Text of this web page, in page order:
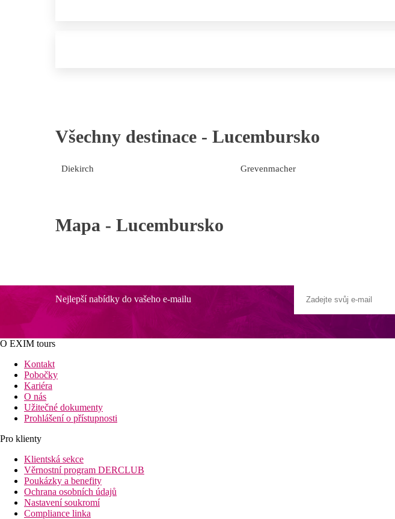
Všechny destinace - Lucembursko
Diekirch Grevenmacher
Mapa - Lucembursko
Nejlepší nabídky do vašeho e-mailu
O EXIM tours
Kontakt
Pobočky
Kariéra
O nás
Užitečné dokumenty
Prohlášení o přístupnosti
Pro klienty
Klientská sekce
Věrnostní program DERCLUB
Poukázky a benefity
Ochrana osobních údajů
Nastavení soukromí
Compliance linka